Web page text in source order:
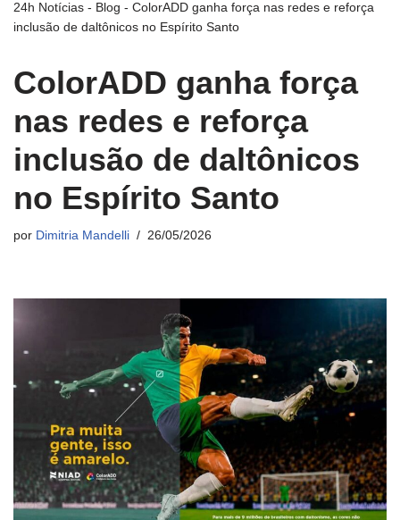
24h Notícias - Blog - ColorADD ganha força nas redes e reforça
inclusão de daltônicos no Espírito Santo
ColorADD ganha força
nas redes e reforça
inclusão de daltônicos
no Espírito Santo
por Dimitria Mandelli 26/05/2026